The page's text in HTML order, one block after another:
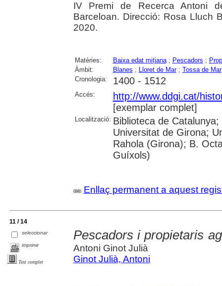
IV Premi de Recerca Antoni
Barceloan. Direcció: Rosa Lluch
2020.
Matèries: Baixa edat mitjana; Pescadors ;
Àmbit:
Blanes ; Lloret de Mar; Tossa de Mar
Cronologia:
1400 - 1512
Accés:
http://www.ddgi.cat/
[exemplar complet]
Localització: Biblioteca de
Universitat de Girona;
Rahola (Girona); B.
Guíxols)
Enllaç permanent a aquest
11 / 14
seleccionar
imprimir
Text complet
Pescadors i propietaris
Antoni Ginot Julià
Ginot Julià, Antoni